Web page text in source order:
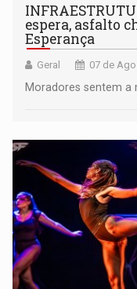
espera, asfalto
Esperança
Geral 07 de
Moradores sentem a